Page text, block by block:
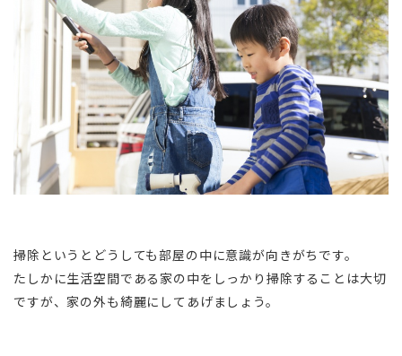
掃除というとどうしても部屋の中に意識が向きがちです。
たしかに生活空間である家の中をしっかり掃除することは大切
ですが、家の外も綺麗にしてあげましょう。